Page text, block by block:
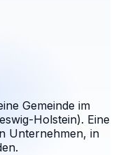
Gemeinde im
Holstein). Eine
Unternehmen, in